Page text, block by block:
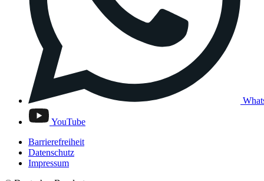
YouTube
Barrierefreiheit
Datenschutz
Impressum